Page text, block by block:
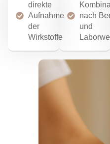
direkte
Aufnahme
der
Wirkstoffe
nach
und